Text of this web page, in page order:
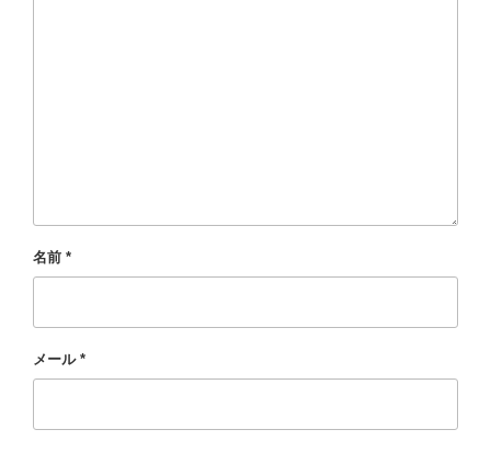
名前 *
メール *